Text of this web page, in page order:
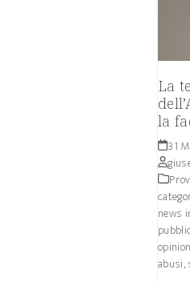
La
la
31
news
abusi,